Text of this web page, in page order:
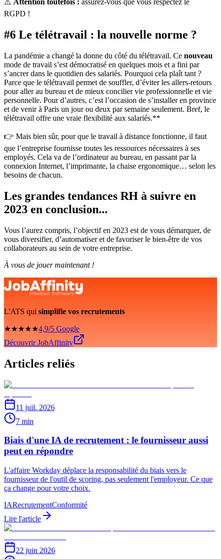
⚠️ Attention toutefois : assurez-vous que vous respectez le
RGPD !
#6 Le télétravail : la nouvelle norme ?
La pandémie a changé la donne du côté du télétravail. Ce nouveau
mode de travail s’est démocratisé en quelques mois et a fini par
s’ancrer dans le quotidien des salariés. Pourquoi cela plaît tant ?
Parce que le télétravail permet de souffler, d’éviter les allers-retours
pour aller au bureau et de mieux concilier vie professionnelle et vie
personnelle. Pour d’autres, c’est l’occasion de s’installer en province
et de venir à Paris un jour ou deux par semaine seulement. Bref, le
télétravail offre une vraie flexibilité aux salariés.**
👉 Mais bien sûr, pour que le travail à distance fonctionne, il faut
que l’entreprise fournisse toutes les ressources nécessaires à ses
employés. Cela va de l’ordinateur au bureau, en passant par la
connexion Internet, l’imprimante, la chaise ergonomique… selon les
besoins de chacun.
Les grandes tendances RH à suivre en
2023 en conclusion...
Vous l’aurez compris, l’objectif en 2023 est de vous démarquer, de
vous diversifier, d’automatiser et de favoriser le bien-être de vos
collaborateurs au sein de votre entreprise.
À vous de jouer maintenant !
L'ATS qui simplifie vos recrutements
★★★★★4,9/5 Google
Découvrir JobAffinity
Articles reliés
11 juil. 2026
7 min
Biais d'une IA de recrutement : le fournisseur aussi
peut en répondre
L'affaire Workday déplace la responsabilité du biais vers le
fournisseur de l'outil de scoring, pas seulement l'employeur. Ce que
ça change pour votre choix.
IARecrutementConformité
Lire l'article
22 juin 2026